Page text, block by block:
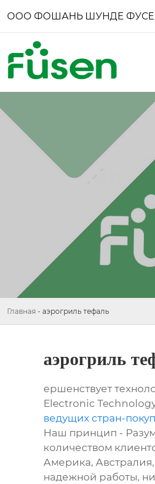
ООО ФОШАНЬ ШУНДЕ
Главная - аэрогриль тефаль
аэрогриль
ершенствует
Electronic
ведущих стран-
Наш принцип -
количеством
Америка,
надежной работы,